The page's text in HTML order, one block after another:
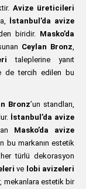
Avize üreticileri
İstanbul’da avize
biridir. Masko’da
Ceylan Bronz,
taleplerine yanıt
de tercih edilen bu
Bronz’un standları,
İstanbul’da avize
Masko’da avize
bu markanın estetik
türlü dekorasyon
ve lobi avizeleri
mekanlara estetik bir